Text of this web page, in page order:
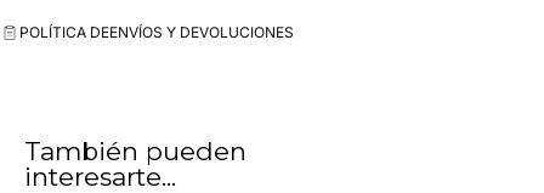
POLÍTICA DEENVÍOS Y DEVOLUCIONES
También pueden
interesarte...